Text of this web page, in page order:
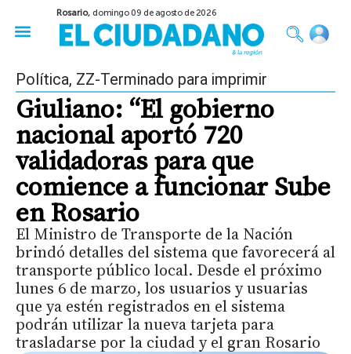
Rosario, domingo 09 de agosto de 2026
Política, ZZ-Terminado para imprimir
Giuliano: “El gobierno
nacional aportó 720
validadoras para que
comience a funcionar Sube
en Rosario
El Ministro de Transporte de la Nación
brindó detalles del sistema que favorecerá al
transporte público local. Desde el próximo
lunes 6 de marzo, los usuarios y usuarias
que ya estén registrados en el sistema
podrán utilizar la nueva tarjeta para
trasladarse por la ciudad y el gran Rosario